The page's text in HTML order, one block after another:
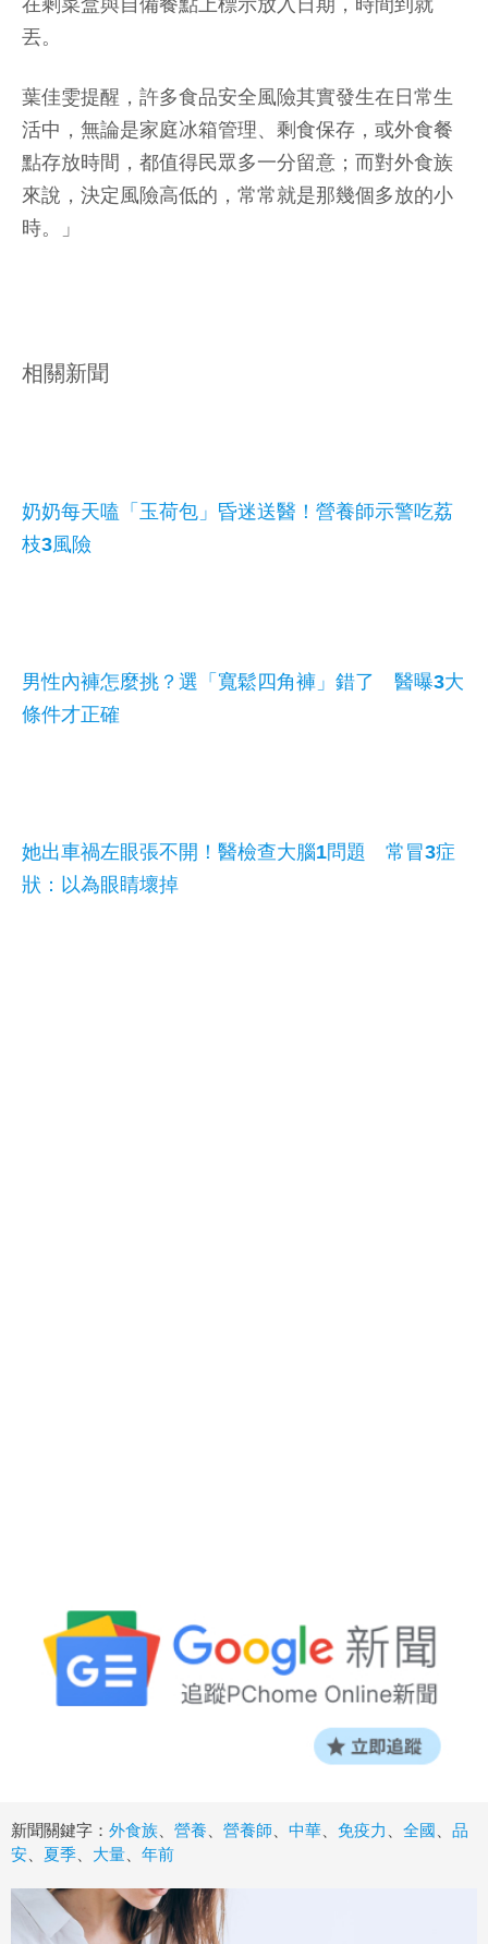
丟。
葉佳雯提醒，許多食品安全風險其實發生在日常生
活中，無論是家庭冰箱管理、剩食保存，或外食餐
點存放時間，都值得民眾多一分留意；而對外食族
來說，決定風險高低的，常常就是那幾個多放的小
時。」
相關新聞
奶奶每天嗑「玉荷包」昏迷送醫！營養師示警吃荔
枝3風險
男性內褲怎麼挑？選「寬鬆四角褲」錯了 醫曝3大
條件才正確
她出車禍左眼張不開！醫檢查大腦1問題 常冒3症
狀：以為眼睛壞掉
新聞關鍵字： 外食族 營養 營養師 中華 免疫力 全國
品
安
夏季 大量 年前